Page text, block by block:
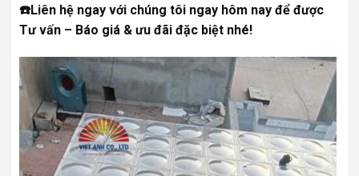
☎️Liên hệ ngay với chúng tôi ngay hôm nay để được
Tư vấn – Báo giá & ưu đãi đặc biệt nhé!